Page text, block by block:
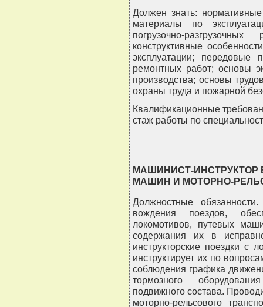
Должен знать:
материалы по
погрузочно-
конструктивные
эксплуатации; передовые
ремонтных работ; основы
производства; основы
охраны труда и пожарной
Квалификационные
стаж работы по
МАШИНИСТ-ИНСТРУКТОР
МАШИН И МОТОРНО-
Должностные
вождения поездов,
локомотивов, путевых
содержания их в
инструкторские поездки с
инструктирует их по
соблюдения графика
тормозного
подвижного состава.
моторно-рельсового